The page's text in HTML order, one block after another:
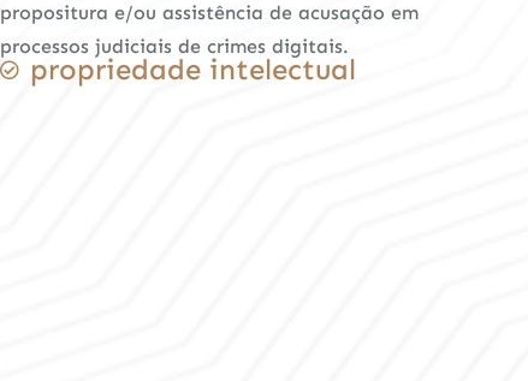
propositura e/ou assistência de acusação em
processos judiciais de crimes digitais.
propriedade intelectual